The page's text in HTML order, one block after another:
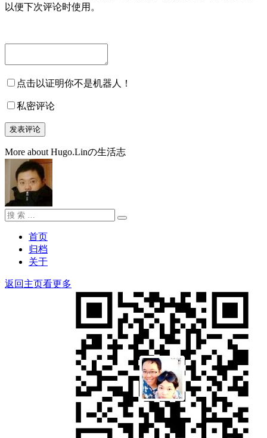
以便下次评论时使用。
点击以证明你不是机器人！
私密评论
More about Hugo.Linの生活志
搜
搜
首页
归档
关于
返回主页看更多